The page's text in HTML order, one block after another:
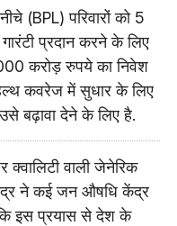
(BPL) परिवारों को 5
प्रदान करने के लिए
करोड़ रुपये का निवेश
कवरेज में सुधार के लिए
बढ़ावा देने के लिए है.
वाली जेनेरिक
ने कई जन औषधि केंद्र
इस प्रयास से देश के